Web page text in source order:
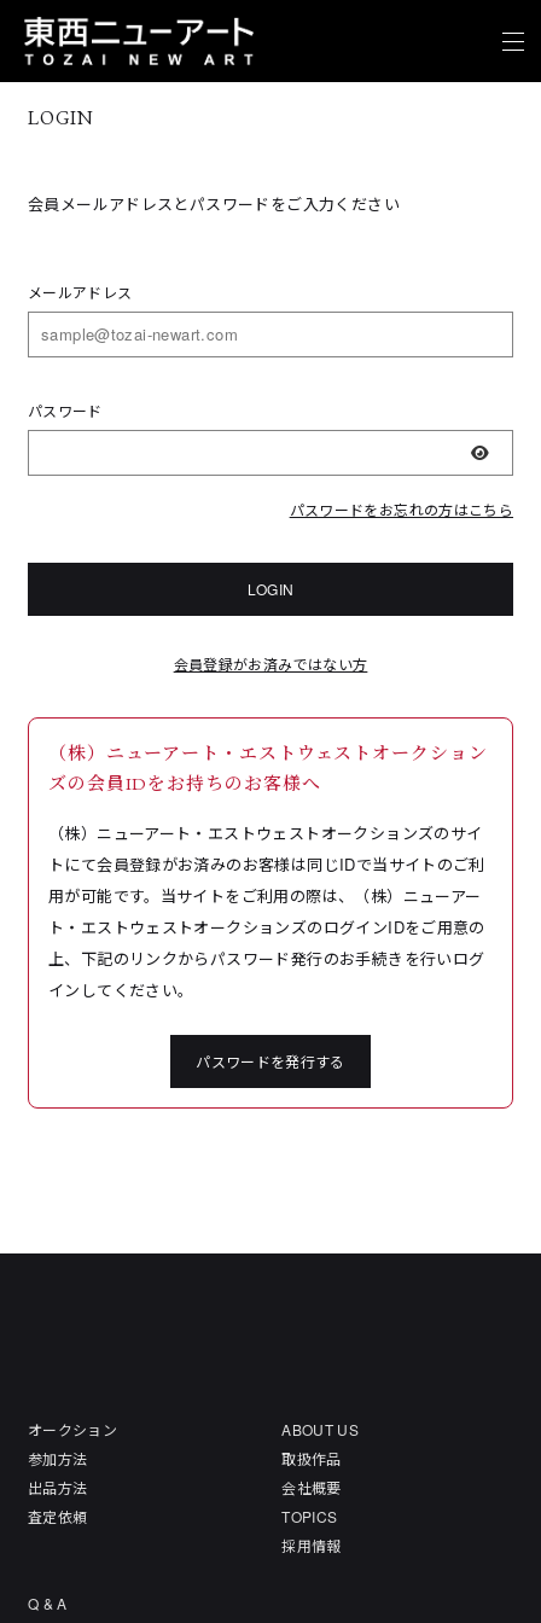
LOGIN
会員メールアドレスとパスワードをご入力ください
メールアドレス
パスワード
表示
パスワードをお忘れの方はこちら
LOGIN
会員登録がお済みではない方
（株）ニューアート・エストウェストオークション
ズの会員IDをお持ちのお客様へ
（株）ニューアート・エストウェストオークションズのサイ
トにて会員登録がお済みのお客様は同じIDで当サイトのご利
用が可能です。当サイトをご利用の際は、（株）ニューアー
ト・エストウェストオークションズのログインIDをご用意の
上、下記のリンクからパスワード発行のお手続きを行いログ
インしてください。
パスワードを発行する
オークション
参加方法
出品方法
査定依頼
ABOUT US
取扱作品
会社概要
TOPICS
採用情報
Q & A